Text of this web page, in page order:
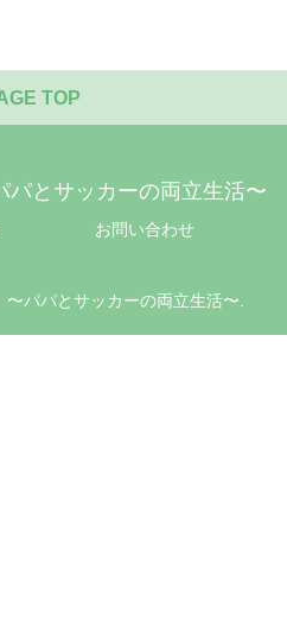
TOP
とサッカーの両立生活〜
お問い合わせ
パパとサッカーの両立生活〜.